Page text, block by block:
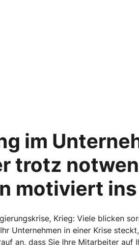
im
trotz
motiviert
Krieg: Viele blicken
Unternehmen in einer Krise
an, dass Sie Ihre Mitarbeiter auf